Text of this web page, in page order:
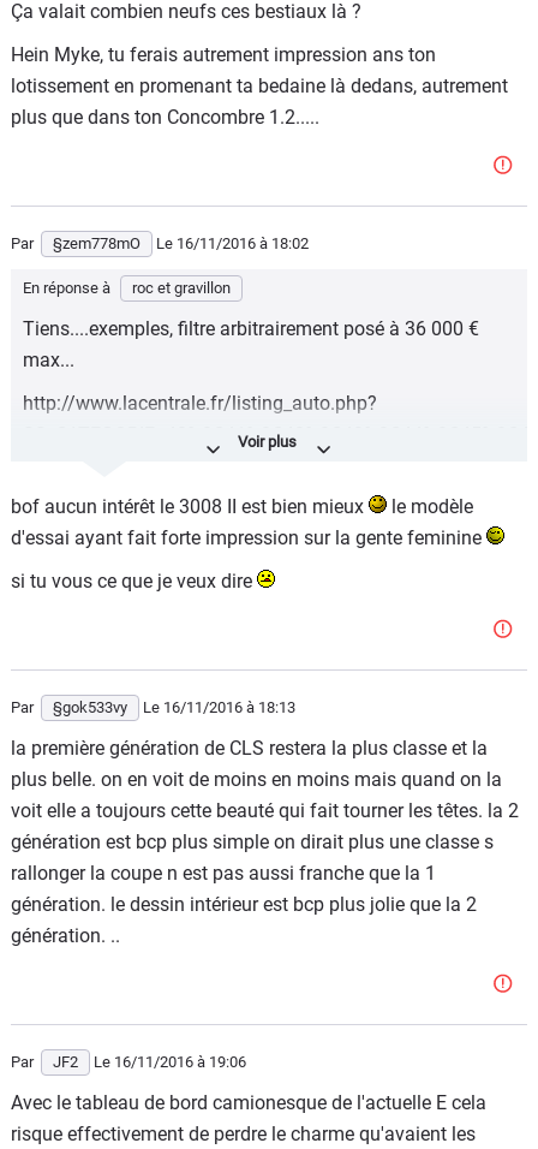
Ça valait combien neufs ces bestiaux là ?
Hein Myke, tu ferais autrement impression ans ton
lotissement en promenant ta bedaine là dedans, autrement
plus que dans ton Concombre 1.2.....
Par §zem778mO Le 16/11/2016 à 18:02
En réponse à roc et gravillon
Tiens....exemples, filtre arbitrairement posé à 36 000 €
max...
http://www.lacentrale.fr/listing_auto.php?
Hein Myke, tu ferais autrement impression ans ton
lotissement en promenant ta bedaine là dedans,
autrement plus que dans ton Concombre 1.2.....
bof aucun intérêt le 3008 II est bien mieux
le modèle
d'essai ayant fait forte impression sur la gente feminine
si tu vous ce que je veux dire
Par §gok533vy Le 16/11/2016 à 18:13
la première génération de CLS restera la plus classe et la
plus belle. on en voit de moins en moins mais quand on la
voit elle a toujours cette beauté qui fait tourner les têtes. la 2
génération est bcp plus simple on dirait plus une classe s
rallonger la coupe n est pas aussi franche que la 1
génération. le dessin intérieur est bcp plus jolie que la 2
génération. ..
Par JF2 Le 16/11/2016 à 19:06
Avec le tableau de bord camionesque de l'actuelle E cela
risque effectivement de perdre le charme qu'avaient les